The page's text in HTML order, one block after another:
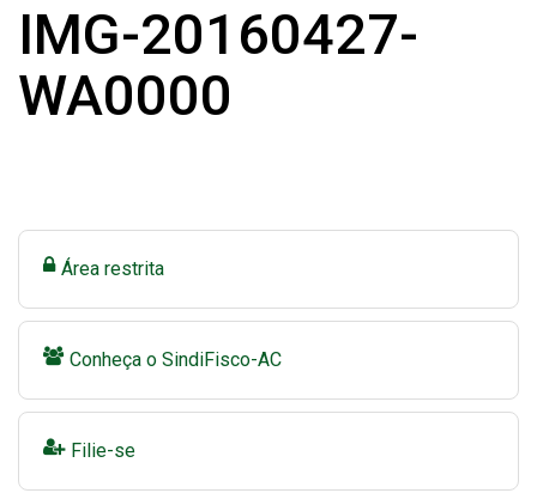
IMG-20160427-
WA0000
Área restrita
Conheça o SindiFisco-AC
Filie-se